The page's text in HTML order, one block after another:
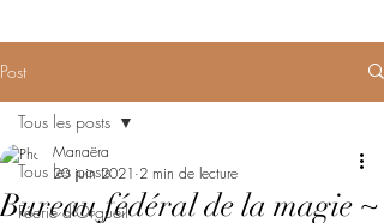
Post
Tous les posts
Féerie d'Orgueil
Tous les posts
Bureau fédéral de la magie ~
Manaëra
20 juin 2021 2 min de lecture